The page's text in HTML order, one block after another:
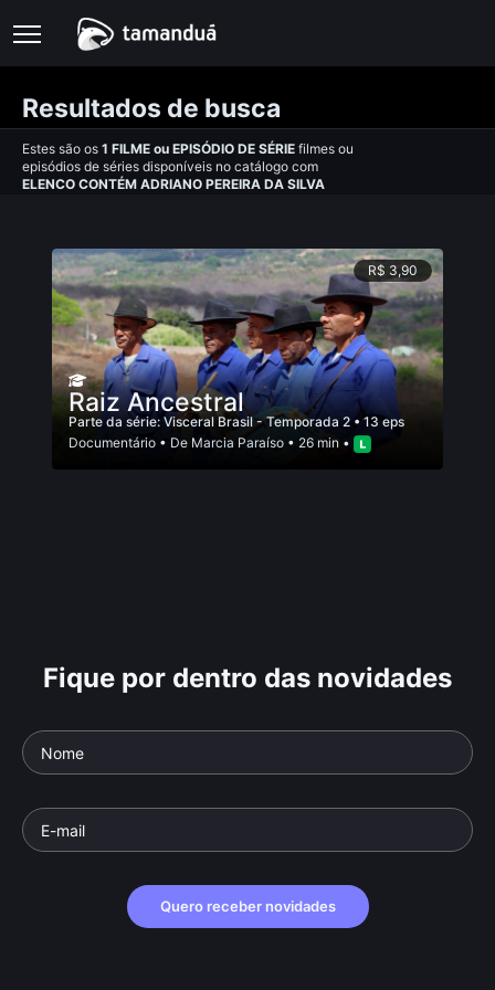
Resultados de busca
Estes são os 1 FILME ou EPISÓDIO DE SÉRIE filmes ou
episódios de séries disponíveis no catálogo com
ELENCO CONTÉM ADRIANO PEREIRA DA SILVA
R$ 3,90
Raiz Ancestral
Parte da série: Visceral Brasil - Temporada 2• 13 eps
Documentário • De Marcia Paraí­so • 26 min •
Fique por dentro das novidades
Quero receber novidades